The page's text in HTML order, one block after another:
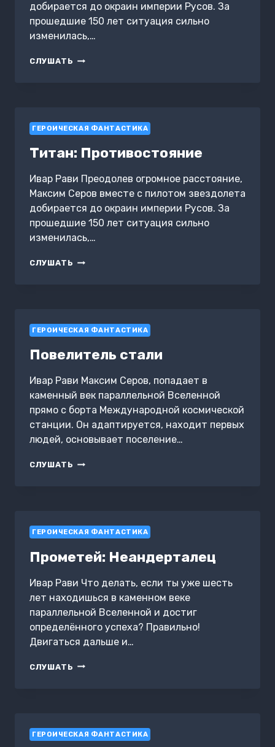
добирается до окраин империи Русов. За
прошедшие 150 лет ситуация сильно
изменилась,…
СЛУШАТЬ ТИТАН:
ГЕРОИЧЕСКАЯ ФАНТАСТИКА
Титан: Противостояние
Ивар Рави Преодолев огромное расстояние,
Максим Серов вместе с пилотом звездолета
добирается до окраин империи Русов. За
прошедшие 150 лет ситуация сильно
изменилась,…
СЛУШАТЬ ТИТАН:
ГЕРОИЧЕСКАЯ ФАНТАСТИКА
Повелитель стали
Ивар Рави Максим Серов, попадает в
каменный век параллельной Вселенной
прямо с борта Международной космической
станции. Он адаптируется, находит первых
людей, основывает поселение…
СЛУШАТЬ ПОВЕЛИТЕЛЬ
ГЕРОИЧЕСКАЯ ФАНТАСТИКА
Прометей: Неандерталец
Ивар Рави Что делать, если ты уже шесть
лет находишься в каменном веке
параллельной Вселенной и достиг
определённого успеха? Правильно!
Двигаться дальше и…
СЛУШАТЬ ПРОМЕТЕЙ:
ГЕРОИЧЕСКАЯ ФАНТАСТИКА